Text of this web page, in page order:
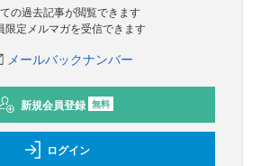
ての過去記事が閲覧できます
限定メルマガを受信できます
メールバックナンバー
新規会員登録 無料
ログイン